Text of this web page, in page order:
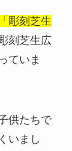
「彫刻芝生
刻芝生広
ていま
供たちで
いまし